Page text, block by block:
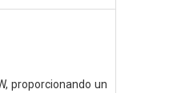
proporcionando un